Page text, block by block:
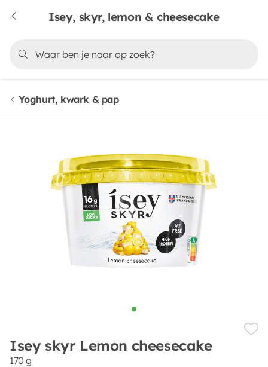
Isey, skyr, lemon & cheesecake
Yoghurt, kwark & pap
Isey skyr Lemon cheesecake
170 g